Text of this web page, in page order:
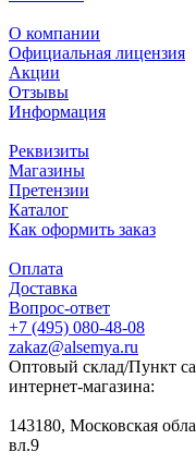
О компании
Официальная лицензия
Акции
Отзывы
Информация
Реквизиты
Магазины
Претензии
Каталог
Как оформить заказ
Оплата
Доставка
Вопрос-ответ
+7 (495) 080-48-08
zakaz@alsemya.ru
Оптовый склад/Пункт
интернет-магазина:
143180, Московская
вл.9